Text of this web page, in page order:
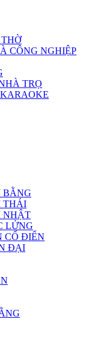
CÔNG NGHIỆP
TRỌ
BẰNG
THÁI
NHẬT
LỬNG
CỔ ĐIỂN
ĐẠI